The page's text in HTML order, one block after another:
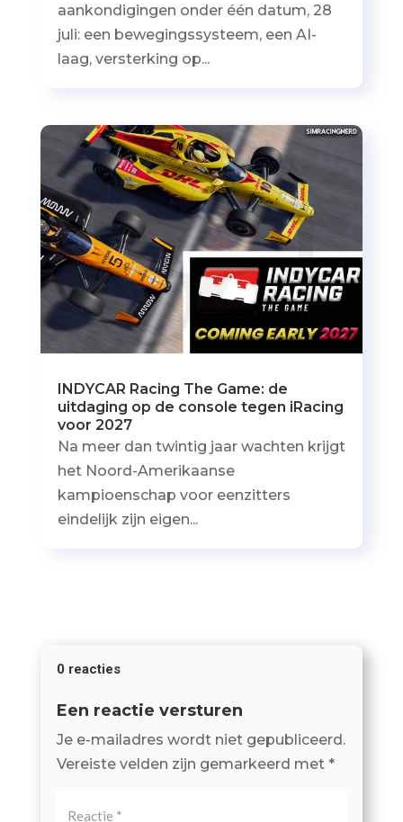
aankondigingen onder één datum, 28
juli: een bewegingssysteem, een AI-
laag, versterking op...
INDYCAR Racing The Game: de
uitdaging op de console tegen iRacing
voor 2027
Na meer dan twintig jaar wachten krijgt
het Noord-Amerikaanse
kampioenschap voor eenzitters
eindelijk zijn eigen...
0 reacties
Een reactie versturen
Je e-mailadres wordt niet gepubliceerd.
Vereiste velden zijn gemarkeerd met *